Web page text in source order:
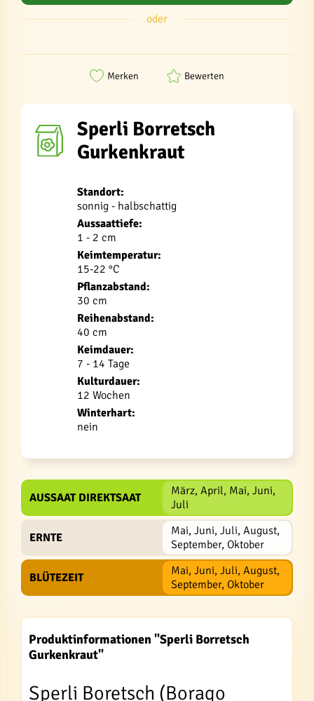
oder
Merken Bewerten
Sperli Borretsch
Gurkenkraut
Standort:
sonnig - halbschattig
Aussaattiefe:
1 - 2 cm
Keimtemperatur:
15-22 °C
Pflanzabstand:
30 cm
Reihenabstand:
40 cm
Keimdauer:
7 - 14 Tage
Kulturdauer:
12 Wochen
Winterhart:
nein
AUSSAAT DIREKTSAAT
März, April, Mai, Juni,
Juli
ERNTE
Mai, Juni, Juli, August,
September, Oktober
BLÜTEZEIT
Mai, Juni, Juli, August,
September, Oktober
Produktinformationen "Sperli Borretsch
Gurkenkraut"
Sperli Boretsch (Borago